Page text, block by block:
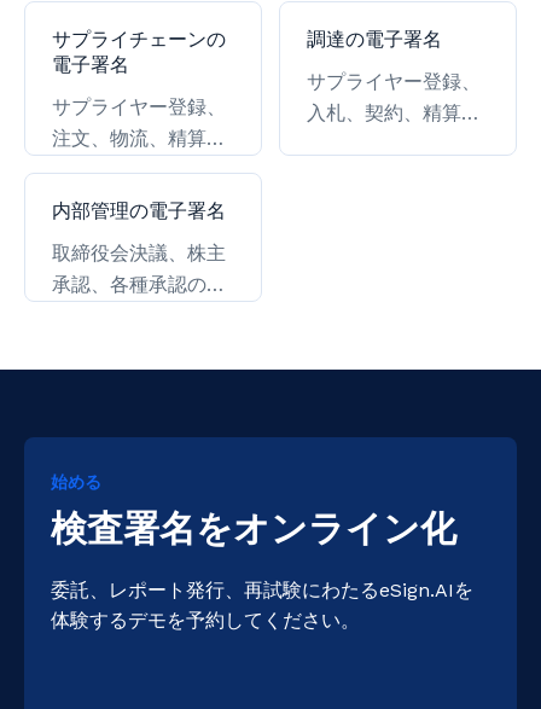
サプライチェーンの
電子署名
サプライヤー登録、
注文、物流、精算の
電子署名。
調達の電子署名
サプライヤー登録、
入札、契約、精算の
内部管理の電子署名
取締役会決議、株主
承認、各種承認の電
始める
検査署名をオンライン化
委託、レポート発行、再試験にわたるeSign.AIを
体験するデモを予約してください。